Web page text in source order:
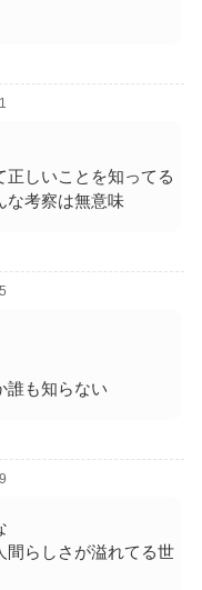
正しいことを知ってる
な考察は無意味
誰も知らない
間らしさが溢れてる世